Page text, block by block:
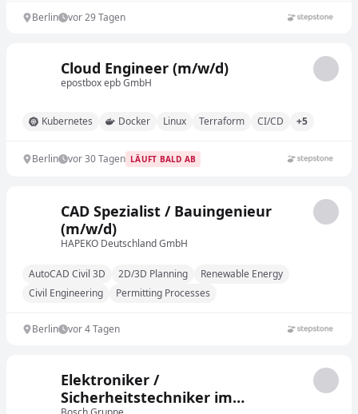
Berlin vor 29 Tagen
Cloud Engineer (m/w/d)
epostbox epb GmbH
Kubernetes Docker Linux Terraform CI/CD +5
Berlin vor 30 Tagen LÄUFT BALD AB
CAD Spezialist / Bauingenieur
(m/w/d)
HAPEKO Deutschland GmbH
AutoCAD Civil 3D 2D/3D Planning
Renewable Energy
Civil Engineering
Permitting Processes
Berlin vor 4 Tagen
Elektroniker /
Sicherheitstechniker im